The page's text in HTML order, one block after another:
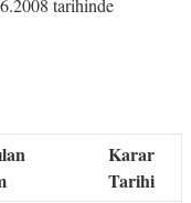
tarihinde
Karar
Tarihi